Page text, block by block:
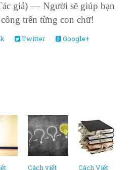
giả) –– Người sẽ giúp bạn
trên từng con chữ!
Twitter
Google+
Cách viết
Cách Viết